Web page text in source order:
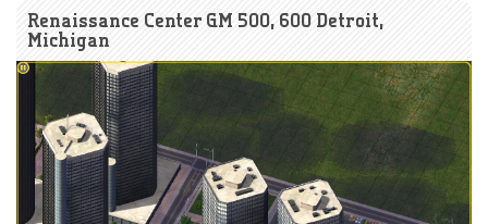
Renaissance Center GM 500, 600 Detroit,
Michigan